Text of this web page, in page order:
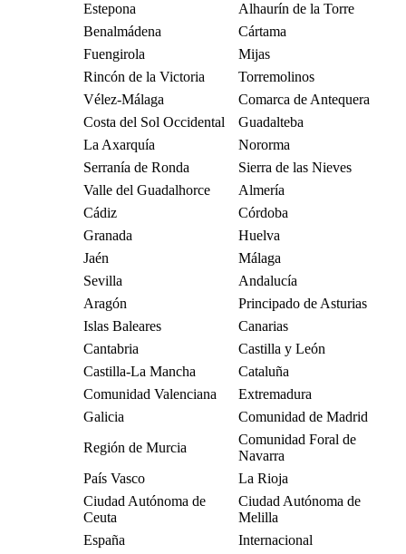
Estepona
Alhaurín de la Torre
Benalmádena
Cártama
Fuengirola
Mijas
Rincón de la Victoria
Torremolinos
Vélez-Málaga
Comarca de Antequera
Costa del Sol Occidental
Guadalteba
La Axarquía
Nororma
Serranía de Ronda
Sierra de las Nieves
Valle del Guadalhorce
Almería
Cádiz
Córdoba
Granada
Huelva
Jaén
Málaga
Sevilla
Andalucía
Aragón
Principado de Asturias
Islas Baleares
Canarias
Cantabria
Castilla y León
Castilla-La Mancha
Cataluña
Comunidad Valenciana
Extremadura
Galicia
Comunidad de Madrid
Región de Murcia
Comunidad Foral de
Navarra
País Vasco
La Rioja
Ciudad Autónoma de
Ceuta
Ciudad Autónoma de
Melilla
España
Internacional